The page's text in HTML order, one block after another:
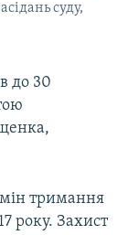
суду,
до 30
тримання
року. Захист